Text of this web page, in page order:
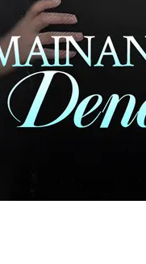
bertahun-tahun,
dia berpura-pura
dan disekap selama
bersumpah akan
dengan hati-hati dan
dan menjaga jarak
masa lalu, dia mengejar
Urban